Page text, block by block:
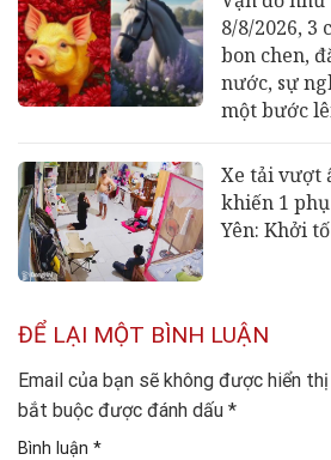
8/8/2026, 3
bon chen,
nước, sự
một bước
Xe tải vượt
khiến 1
Yên: Khởi
ĐỂ LẠI MỘT BÌNH LUẬN
Email của bạn sẽ không được hiển
bắt buộc được đánh dấu *
Bình luận *